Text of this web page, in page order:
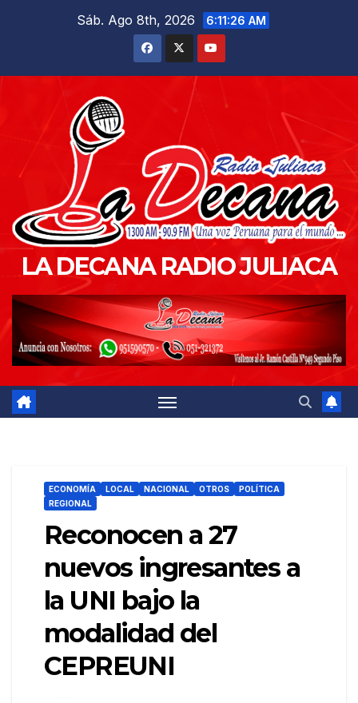
Sáb. Ago 8th, 2026 6:11:27 AM
LA DECANA RADIO JULIACA
ECONOMÍA LOCAL NACIONAL OTROS
POLÍTICA
REGIONAL
Reconocen a 27
nuevos ingresantes a
la UNI bajo la
modalidad del
CEPREUNI